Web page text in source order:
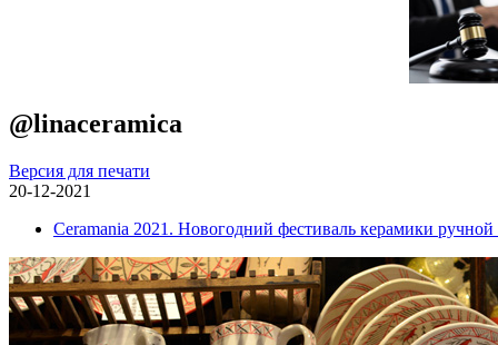
@linaceramica
Версия для печати
20-12-2021
Ceramania 2021. Новогодний фестиваль керамики ручной